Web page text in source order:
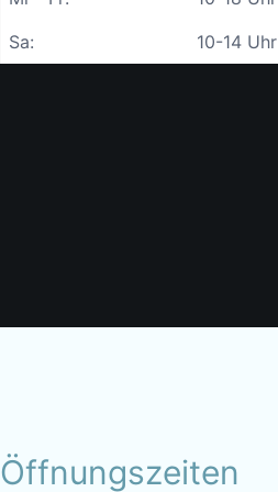
Sa:
10-14 Uhr
Öffnungszeiten